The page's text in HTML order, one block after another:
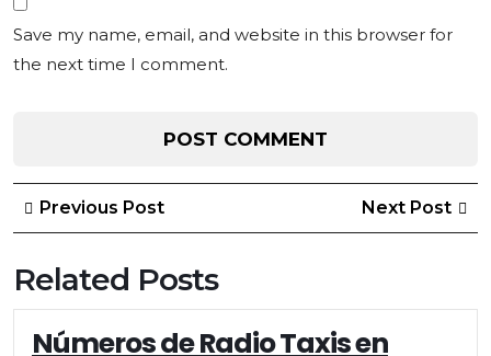
Save my name, email, and website in this browser for
the next time I comment.
Post
navigation
Previous PostPrevious
Post
Next Post
Related Posts
Números de Radio Taxis en